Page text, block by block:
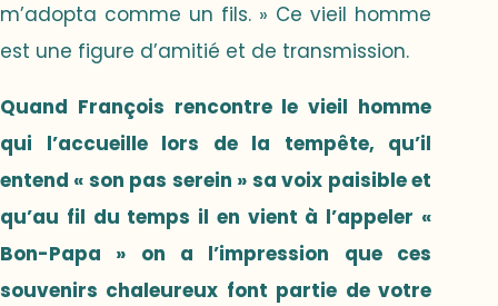
m’adopta comme un fils. » Ce vieil homme
est une figure d’amitié et de transmission.
Quand François rencontre le vieil homme
qui l’accueille lors de la tempête, qu’il
entend « son pas serein » sa voix paisible et
qu’au fil du temps il en vient à l’appeler «
Bon-Papa » on a l’impression que ces
souvenirs chaleureux font partie de votre